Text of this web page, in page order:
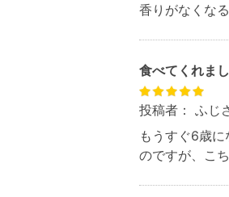
香りがなくな
食べてくれま
投稿者： ふじ
もうすぐ6歳
のですが、こ